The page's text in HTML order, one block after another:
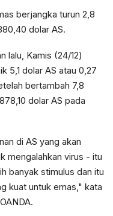
berjangka turun 2,8
dolar AS.
lalu, Kamis (24/12)
5,1 dolar AS atau 0,27
bertambah 7,8
dolar AS pada
di AS yang akan
mengalahkan virus - itu
banyak stimulus dan itu
kuat untuk emas," kata